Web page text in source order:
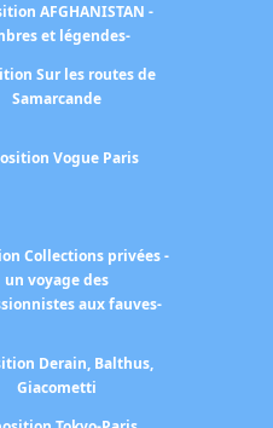
AFGHANISTAN -
et légendes-
Sur les routes de
Samarcande
Vogue Paris
Collections privées -
un voyage des
aux fauves-
Derain, Balthus,
Giacometti